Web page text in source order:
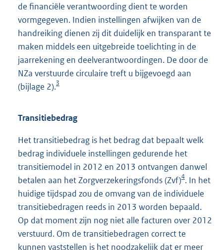
de financiële verantwoording dient te worden
vormgegeven. Indien instellingen afwijken van de
handreiking dienen zij dit duidelijk en transparant te
maken middels een uitgebreide toelichting in de
jaarrekening en deelverantwoordingen. De door de
NZa verstuurde circulaire treft u bijgevoegd aan
(bijlage 2).3
Transitiebedrag
Het transitiebedrag is het bedrag dat bepaalt welk
bedrag individuele instellingen gedurende het
transitiemodel in 2012 en 2013 ontvangen danwel
betalen aan het Zorgverzekeringsfonds (Zvf)4. In het
huidige tijdspad zou de omvang van de individuele
transitiebedragen reeds in 2013 worden bepaald.
Op dat moment zijn nog niet alle facturen over 2012
verstuurd. Om de transitiebedragen correct te
kunnen vaststellen is het noodzakelijk dat er meer